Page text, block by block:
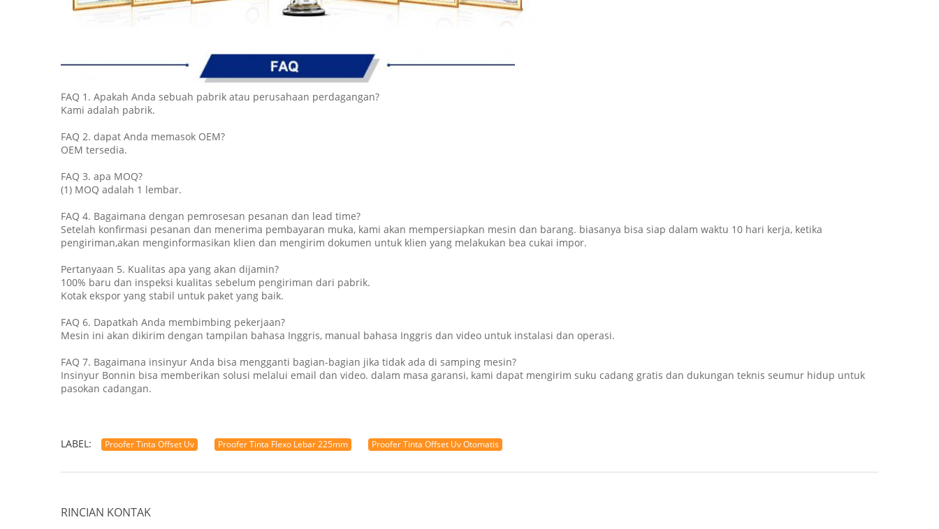
FAQ 1. Apakah Anda sebuah pabrik atau perusahaan perdagangan?
Kami adalah pabrik.
FAQ 2. dapat Anda memasok OEM?
OEM tersedia.
FAQ 3. apa MOQ?
(1) MOQ adalah 1 lembar.
FAQ 4. Bagaimana dengan pemrosesan pesanan dan lead time?
Setelah konfirmasi pesanan dan menerima pembayaran muka, kami akan mempersiapkan mesin dan barang. biasanya bisa siap dalam waktu 10 hari kerja, ketika
pengiriman,akan menginformasikan klien dan mengirim dokumen untuk klien yang melakukan bea cukai impor.
Pertanyaan 5. Kualitas apa yang akan dijamin?
100% baru dan inspeksi kualitas sebelum pengiriman dari pabrik.
Kotak ekspor yang stabil untuk paket yang baik.
FAQ 6. Dapatkah Anda membimbing pekerjaan?
Mesin ini akan dikirim dengan tampilan bahasa Inggris, manual bahasa Inggris dan video untuk instalasi dan operasi.
FAQ 7. Bagaimana insinyur Anda bisa mengganti bagian-bagian jika tidak ada di samping mesin?
Insinyur Bonnin bisa memberikan solusi melalui email dan video. dalam masa garansi, kami dapat mengirim suku cadang gratis dan dukungan teknis seumur hidup untuk
pasokan cadangan.
LABEL: Proofer Tinta Offset Uv Proofer Tinta Flexo Lebar 225mm Proofer Tinta Offset Uv Otomatis
RINCIAN KONTAK